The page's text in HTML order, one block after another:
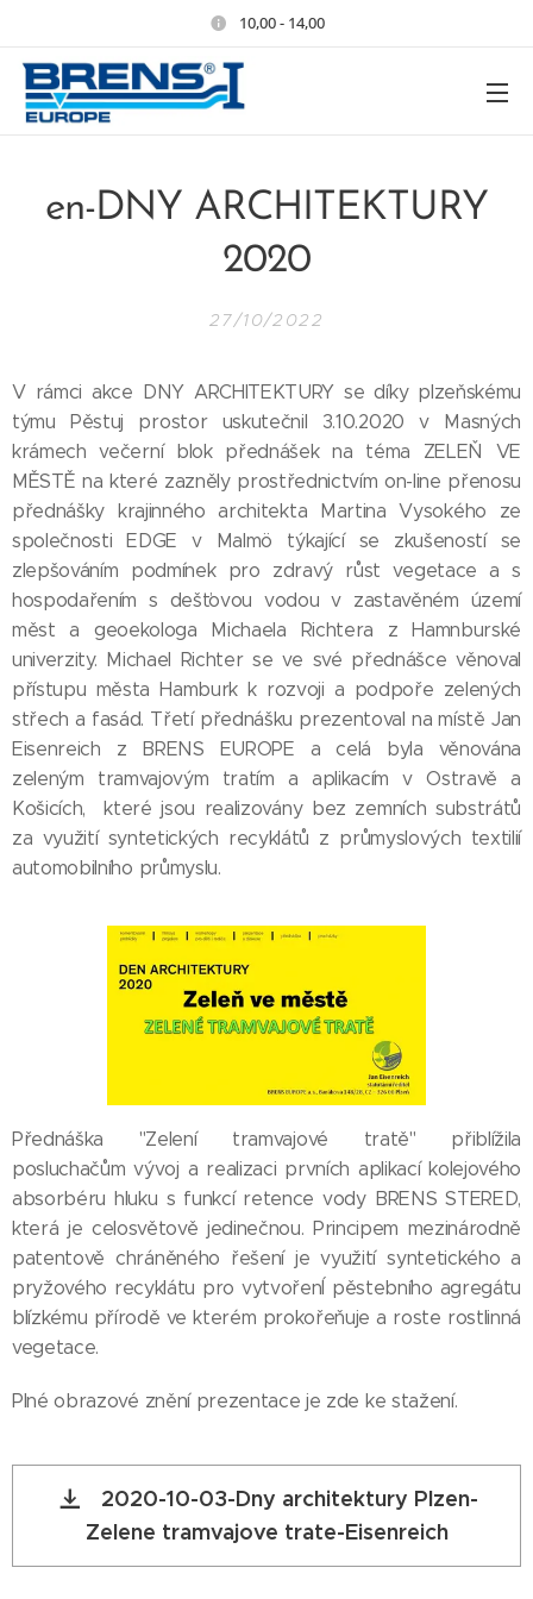
10,00 - 14,00
en-DNY ARCHITEKTURY
2020
27/10/2022
V rámci akce DNY ARCHITEKTURY se díky plzeňskému
týmu Pěstuj prostor uskutečnil 3.10.2020 v Masných
krámech večerní blok přednášek na téma ZELEŇ VE
MĚSTĚ na které zazněly prostřednictvím on-line přenosu
přednášky krajinného architekta Martina Vysokého ze
společnosti EDGE v Malmö týkající se zkušeností se
zlepšováním podmínek pro zdravý růst vegetace a s
hospodařením s dešťovou vodou v zastavěném území
měst a geoekologa Michaela Richtera z Hamnburské
univerzity. Michael Richter se ve své přednášce věnoval
přístupu města Hamburk k rozvoji a podpoře zelených
střech a fasád. Třetí přednášku prezentoval na místě Jan
Eisenreich z BRENS EUROPE a celá byla věnována
zeleným tramvajovým tratím a aplikacím v Ostravě a
Košicích, které jsou realizovány bez zemních substrátů
za využití syntetických recyklátů z průmyslových textilií
automobilního průmyslu.
Přednáška "Zelení tramvajové tratě" přiblížila
posluchačům vývoj a realizaci prvních aplikací kolejového
absorbéru hluku s funkcí retence vody BRENS STERED,
která je celosvětově jedinečnou. Principem mezinárodně
patentově chráněného řešení je využití syntetického a
pryžového recyklátu pro vytvořenÍ pěstebního agregátu
blízkému přírodě ve kterém prokořeňuje a roste rostlinná
vegetace.
Plné obrazové znění prezentace je zde ke stažení.
2020-10-03-Dny architektury Plzen-
Zelene tramvajove trate-Eisenreich